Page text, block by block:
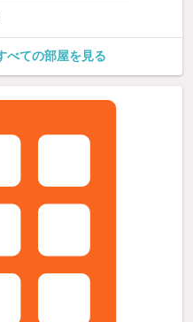
べての部屋を見る